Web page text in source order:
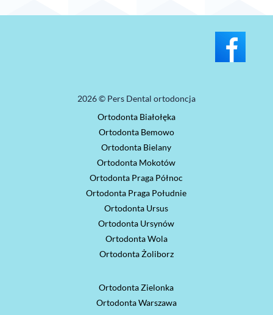
2026 © Pers Dental ortodoncja
Ortodonta Białołęka
Ortodonta Bemowo
Ortodonta Bielany
Ortodonta Mokotów
Ortodonta Praga Północ
Ortodonta Praga Południe
Ortodonta Ursus
Ortodonta Ursynów
Ortodonta Wola
Ortodonta Żoliborz
Ortodonta Zielonka
Ortodonta Warszawa